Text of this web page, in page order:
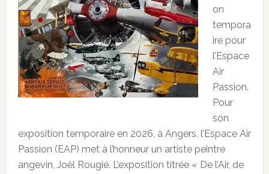
on
tempora
ire pour
l’Espace
Air
Passion.
Pour
son
exposition temporaire en 2026, à Angers, l’Espace Air
Passion (EAP) met à l’honneur un artiste peintre
angevin, Joël Rougié. L’exposition titrée « De l’Air, de